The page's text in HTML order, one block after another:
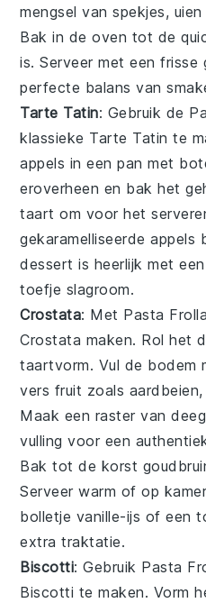
mengsel van spekjes,
Bak in de oven tot de
is. Serveer met een frisse
perfecte balans van
Tarte Tatin: Gebruik de
klassieke Tarte Tatin te
appels in een pan met
eroverheen en bak het
taart om voor het
gekaramelliseerde appels
dessert is heerlijk met
toefje slagroom.
Crostata: Met Pasta Frolla
Crostata maken. Rol het
taartvorm. Vul de bodem
vers fruit zoals
Maak een raster van
vulling voor een
Bak tot de korst
Serveer warm of op
bolletje vanille-ijs of een
extra traktatie.
Biscotti: Gebruik Pasta
Biscotti te maken. Vorm